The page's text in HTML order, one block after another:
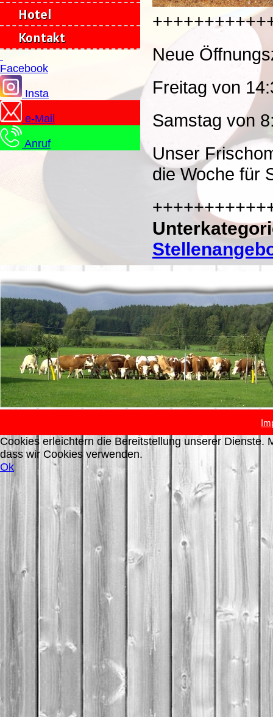
Hotel
Kontakt
Facebook
Insta
e-Mail
Anruf
Neue
Freitag von
Samstag von
Unser
die Woche für
Cookies erleichtern die Bereitstellung unserer
dass wir Cookies verwenden.
Ok